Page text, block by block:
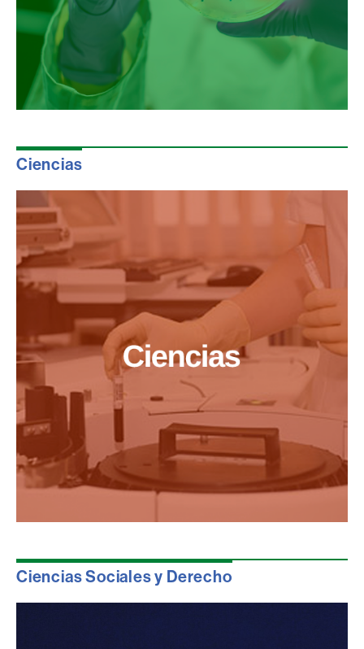
Ciencias
Ciencias Sociales y Derecho